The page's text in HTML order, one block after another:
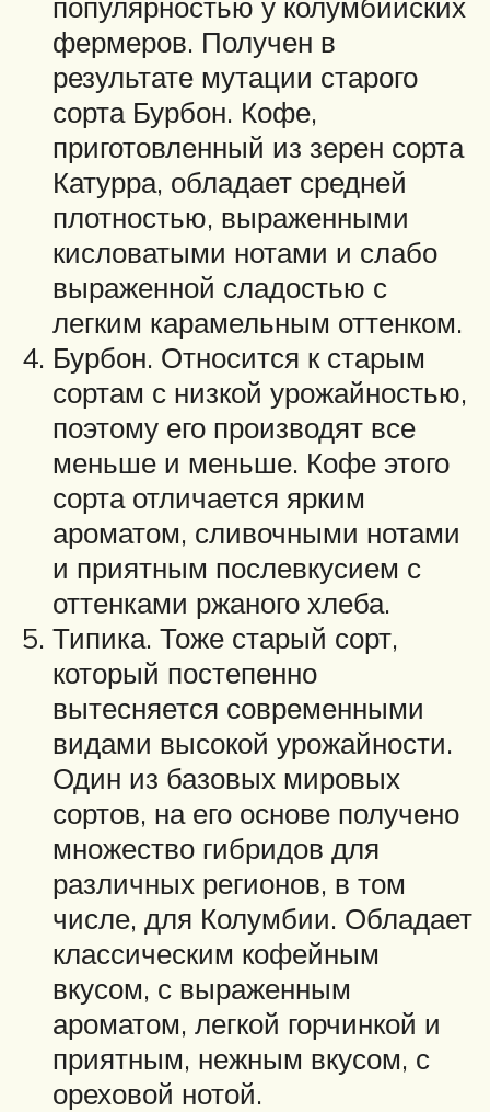
фермеров. Получен в
результате мутации старого
сорта Бурбон. Кофе,
приготовленный из зерен сорта
Катурра, обладает средней
плотностью, выраженными
кисловатыми нотами и слабо
выраженной сладостью с
легким карамельным оттенком.
Бурбон. Относится к старым
сортам с низкой урожайностью,
поэтому его производят все
меньше и меньше. Кофе этого
сорта отличается ярким
ароматом, сливочными нотами
и приятным послевкусием с
оттенками ржаного хлеба.
Типика. Тоже старый сорт,
который постепенно
вытесняется современными
видами высокой урожайности.
Один из базовых мировых
сортов, на его основе получено
множество гибридов для
различных регионов, в том
числе, для Колумбии. Обладает
классическим кофейным
вкусом, с выраженным
ароматом, легкой горчинкой и
приятным, нежным вкусом, с
ореховой нотой.